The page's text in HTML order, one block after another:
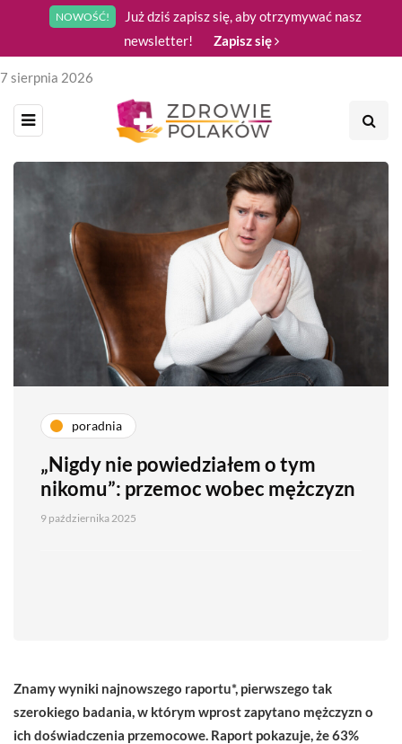
NOWOŚĆ!
Już dziś zapisz się, aby otrzymywać nasz
newsletter!
Zapisz się
7 sierpnia 2026
poradnia
„Nigdy nie powiedziałem o tym
nikomu”: przemoc wobec mężczyzn
9 października 2025
Znamy wyniki najnowszego raportu*, pierwszego tak
szerokiego badania, w którym wprost zapytano mężczyzn o
ich doświadczenia przemocowe. Raport pokazuje, że 63%